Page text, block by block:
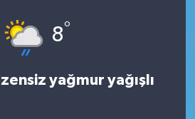
8°
yağmur yağışlı